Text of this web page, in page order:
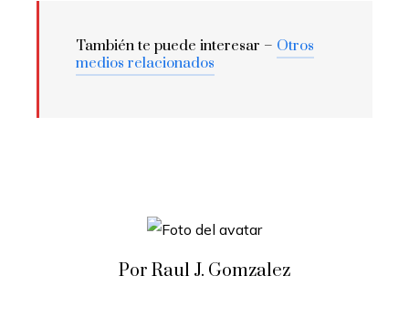
También te puede interesar – Otros
medios relacionados
Por Raul J. Gomzalez